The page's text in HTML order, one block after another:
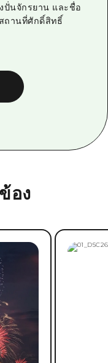
ปั่นจักรยาน และชื่อ
ถานที่ศักดิ์สิทธิ์
อง